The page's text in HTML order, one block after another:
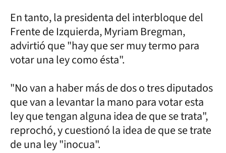
En tanto, la presidenta del interbloque del
Frente de Izquierda, Myriam Bregman,
advirtió que "hay que ser muy termo para
votar una ley como ésta".
"No van a haber más de dos o tres diputados
que van a levantar la mano para votar esta
ley que tengan alguna idea de que se trata",
reprochó, y cuestionó la idea de que se trate
de una ley "inocua".